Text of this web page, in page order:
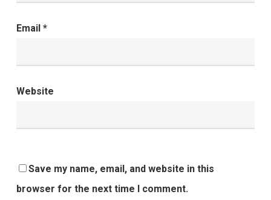
Email *
Website
Save my name, email, and website in this
browser for the next time I comment.